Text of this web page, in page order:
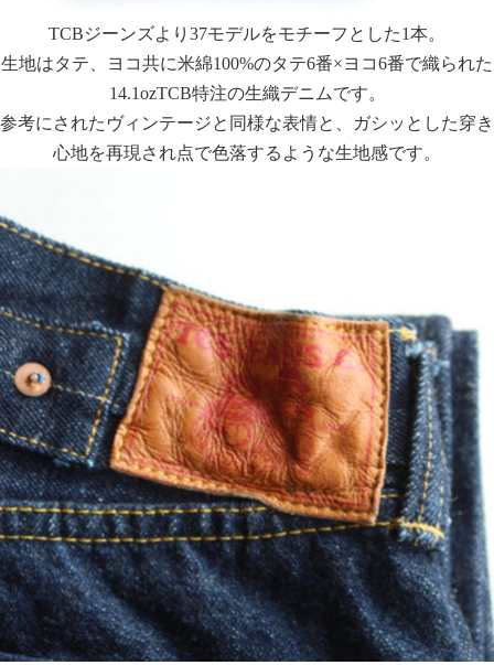
TCBジーンズより37モデルをモチーフとした1本。
生地はタテ、ヨコ共に米綿100%のタテ6番×ヨコ6番で織られた
14.1ozTCB特注の生織デニムです。
参考にされたヴィンテージと同様な表情と、ガシッとした穿き
心地を再現され点で色落するような生地感です。